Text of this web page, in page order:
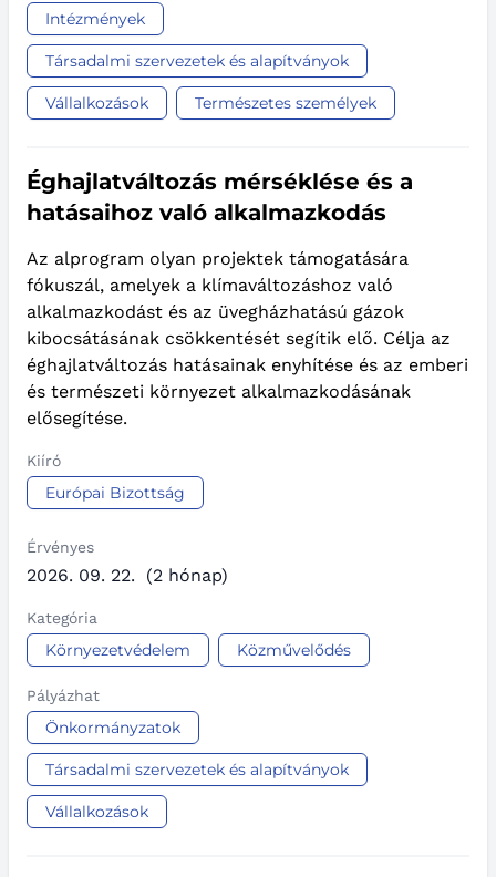
Intézmények
Társadalmi szervezetek és alapítványok
Vállalkozások Természetes személyek
Éghajlatváltozás mérséklése és a
hatásaihoz való alkalmazkodás
Az alprogram olyan projektek támogatására
fókuszál, amelyek a klímaváltozáshoz való
alkalmazkodást és az üvegházhatású gázok
kibocsátásának csökkentését segítik elő. Célja az
éghajlatváltozás hatásainak enyhítése és az emberi
és természeti környezet alkalmazkodásának
elősegítése.
Kiíró
Európai Bizottság
Érvényes
2026. 09. 22. (2 hónap)
Kategória
Környezetvédelem Közművelődés
Pályázhat
Önkormányzatok
Társadalmi szervezetek és alapítványok
Vállalkozások